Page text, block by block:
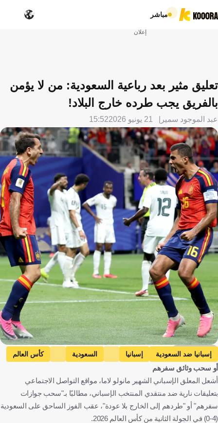
مباشر
إعلان
تعليق مثير بعد رباعية السعودية: من لا يؤمن
بالفريق يجب طرده خارج البلاد!
عبد الموجود سمير 21 يونيو 2026 15:52
Getty Images
إسبانيا ضد السعودية إسبانيا السعودية
كأس العالم
إسبانيا
المملكة العربية السعوديةأو سحب وثائق سفرهم
أشعل المعلق الإسباني الشهير مانولو لاما، مواقع التواصل الاجتماعي
بتعليقات نارية ضد منتقدي المنتخب الإسباني، مطالبًا بـ"سحب جوازات
سفرهم" أو "طردهم إلى الخارج بلا عودة"، عقب الفوز الساحق على السعودية
(4-0) في الجولة الثانية من كأس العالم 2026.